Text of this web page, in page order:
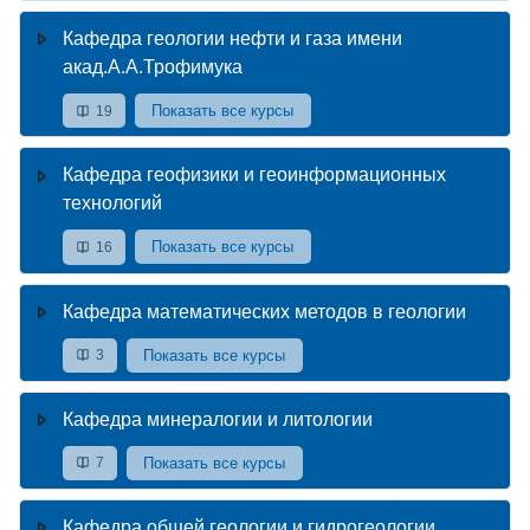
Кафедра геологии нефти и газа имени
акад.А.А.Трофимука
19 Показать все курсы
Кафедра геофизики и геоинформационных
технологий
16 Показать все курсы
Кафедра математических методов в геологии
3 Показать все курсы
Кафедра минералогии и литологии
7 Показать все курсы